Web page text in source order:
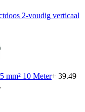
2-voudig verticaal
10 Meter+ 39.49